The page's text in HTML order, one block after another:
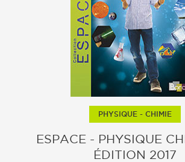
PHYSIQUE - CHIMIE
ESPACE - PHYSIQUE
ÉDITION 2017